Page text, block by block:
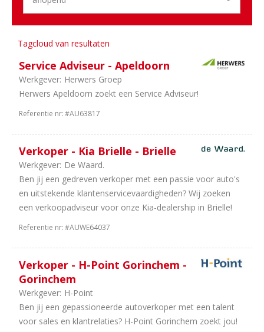
Noord-
Holland
Landelijk
Utrecht
Zeeland
Randstad
Dealerholdings
Duurzame
Mobiliteit
Bedrijfsauto's
Schadeherstel
Banden
Trucks
Bus
Leasing
Universeel
Tagcloud van resultaten
Service Adviseur - Apeldoorn
Werkgever: Herwers Groep
Herwers Apeldoorn zoekt een Service Adviseur!
Referentie nr:#AU63817
Verkoper - Kia Brielle - Brielle
Werkgever: De Waard.
Ben jij een gedreven verkoper met een passie voor auto's
en uitstekende klantenservicevaardigheden? Wij zoeken
een verkoopadviseur voor onze Kia-dealership in Brielle!
Referentie nr:#AUWE64037
Verkoper - H-Point Gorinchem -
Gorinchem
Werkgever: H-Point
Ben jij een gepassioneerde autoverkoper met een talent
voor sales en klantrelaties? H-Point Gorinchem zoekt jou!